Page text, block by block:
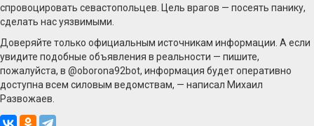
спровоцировать севастопольцев. Цель врагов — посеять панику,
сделать нас уязвимыми.
Доверяйте только официальным источникам информации. А если
увидите подобные объявления в реальности — пишите,
пожалуйста, в @oborona92bot, информация будет оперативно
доступна всем силовым ведомствам, — написал Михаил
Развожаев.